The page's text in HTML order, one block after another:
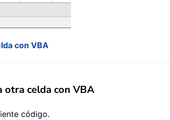
con VBA
otra celda con VBA
código.